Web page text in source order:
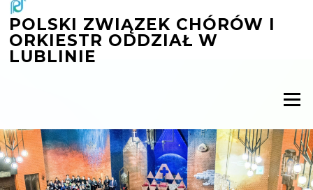
Przejdź
treści
POLSKI ZWIĄZEK CHÓRÓW I
ORKIESTR ODDZIAŁ W
LUBLINIE
Menu